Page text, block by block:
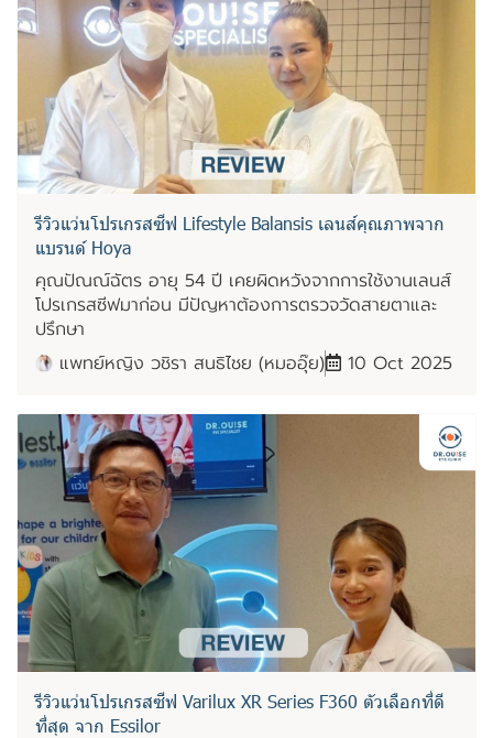
รีวิวแว่นโปรเกรสซีฟ Lifestyle Balansis เลนส์คุณภาพจาก
แบรนด์ Hoya
คุณปัณณ์ฉัตร อายุ 54 ปี เคยผิดหวังจากการใช้งานเลนส์
โปรเกรสซีฟมาก่อน มีปัญหาต้องการตรวจวัดสายตาและ
ปรึกษา
แพทย์หญิง วชิรา สนธิไชย (หมออุ๊ย)
10 Oct 2025
รีวิวแว่นโปรเกรสซีฟ Varilux XR Series F360 ตัวเลือกที่ดี
ที่สุด จาก Essilor